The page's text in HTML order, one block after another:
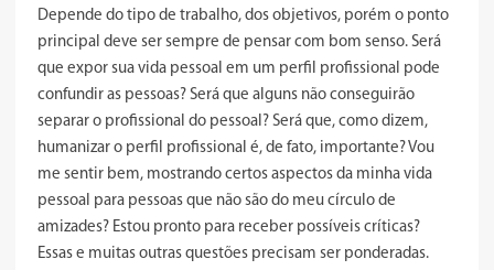
Depende do tipo de trabalho, dos objetivos, porém o ponto
principal deve ser sempre de pensar com bom senso. Será
que expor sua vida pessoal em um perfil profissional pode
confundir as pessoas? Será que alguns não conseguirão
separar o profissional do pessoal? Será que, como dizem,
humanizar o perfil profissional é, de fato, importante? Vou
me sentir bem, mostrando certos aspectos da minha vida
pessoal para pessoas que não são do meu círculo de
amizades? Estou pronto para receber possíveis críticas?
Essas e muitas outras questões precisam ser ponderadas.